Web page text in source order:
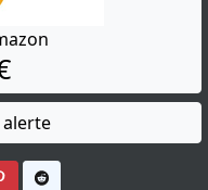
sur Twitter
Partager sur Pinterest